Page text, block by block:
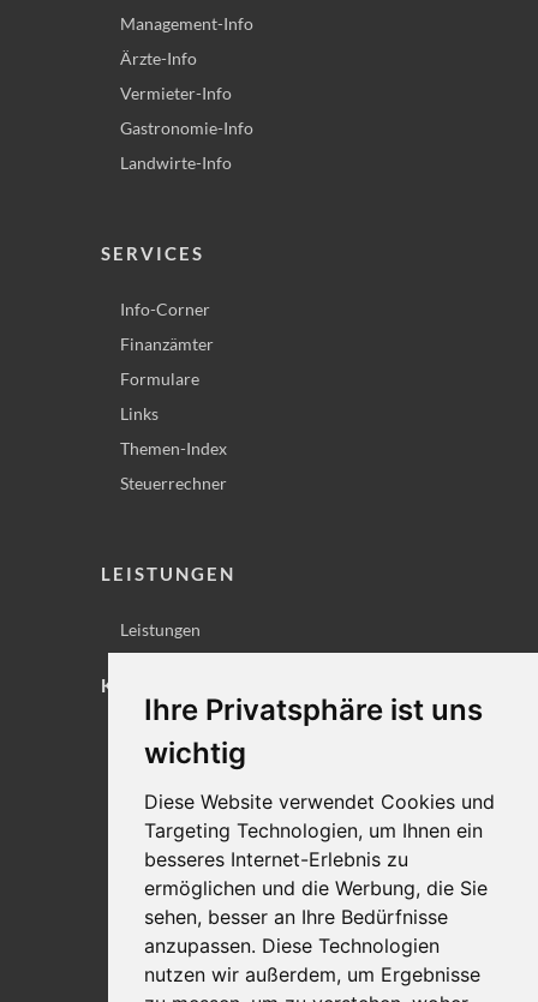
Ihre Privatsphäre ist uns
wichtig
Diese Website verwendet Cookies und
Targeting Technologien, um Ihnen ein
besseres Internet-Erlebnis zu
ermöglichen und die Werbung, die Sie
sehen, besser an Ihre Bedürfnisse
anzupassen. Diese Technologien
nutzen wir außerdem, um Ergebnisse
Management-Info
Ärzte-Info
Vermieter-Info
Gastronomie-Info
Landwirte-Info
SERVICES
Info-Corner
Finanzämter
Formulare
Links
Themen-Index
Steuerrechner
LEISTUNGEN
Leistungen
KONTAKT
Lageplan
Datenschutz
Cookie-Einstellungen